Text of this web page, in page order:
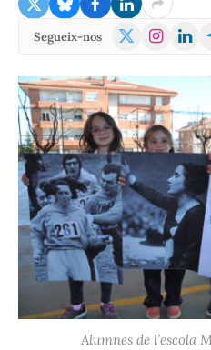
Segueix-nos
X
Instagram
Alumnes de l’escola